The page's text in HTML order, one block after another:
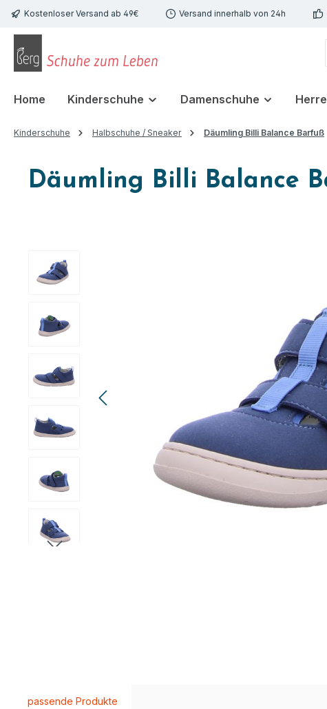
Hauptinhalt springen
Zur Suche springen
Zur Hauptnavigation springen
Kostenloser Versand ab 49€ Versand innerhalb von 24h
Home Kinderschuhe Damenschuhe
Kinderschuhe Halbschuhe / Sneaker Däumling Billi Balance Barfuß
Däumling Billi Balance
passende Produkte